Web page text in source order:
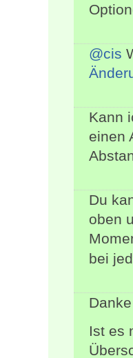
@cis
Kann
einen
Du
oben
bei
Ist es